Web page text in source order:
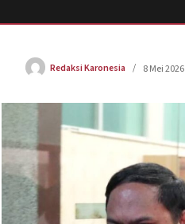
Redaksi Karonesia 8 Mei 2026